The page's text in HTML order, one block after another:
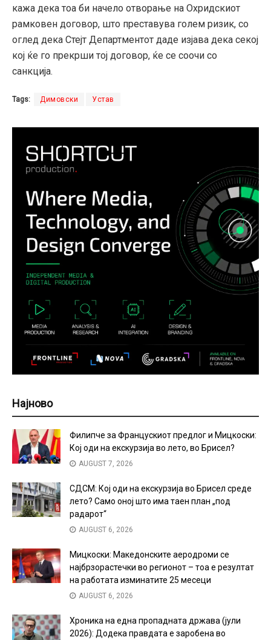
кажа дека тоа би начело отворање на Охридскиот
рамковен договор, што преставува голем ризик, со
оглед дека Стејт Департментот даде изјава дека секој
кој ќе го прекрши тој договор, ќе се соочи со
санкција.
Tags: Димовски Устав
Најново
Филипче за Францускиот предлог и Мицкоски:
Кој оди на екскурзија во лето, во Брисел?
AUGUST 7, 2026
СДСМ: Кој оди на екскурзија во Брисел среде
лето? Само оној што има таен план „под
радарот“
AUGUST 6, 2026
Мицкоски: Македонските аеродроми се
најбрзорастечки во регионот – тоа е резултат
на работата изминатите 25 месеци
AUGUST 6, 2026
Хроника на една пропадната држава (јули
2026): Додека правдата е заробена во